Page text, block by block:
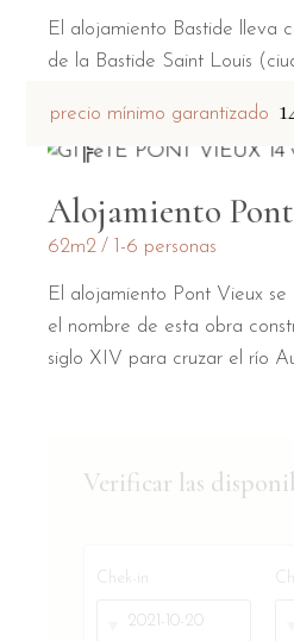
El alojamiento Bastide lleva
de la Bastide Saint Louis
precio mínimo garantizado
Alojamiento
62m2 1-6 personas
El alojamiento Pont Vieux
el nombre de esta obra
siglo XIV para cruzar el río
Verificar las
Chek-in